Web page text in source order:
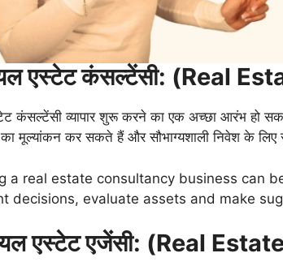
एस्टेट कंसल्टेंसी: (Real
कंसल्टेंसी व्यापार शुरू करने का एक अच्छा आरंभ हो
का मूल्यांकन कर सकते हैं और सौभाग्यशाली निवेश के
a real estate consultancy business can
decisions, evaluate assets and make
एस्टेट एजेंसी: (Real